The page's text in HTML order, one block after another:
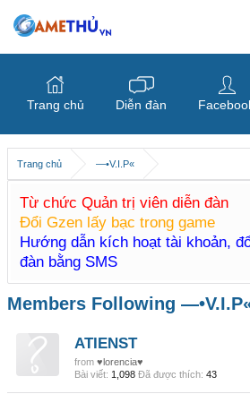
Trang chủ —•V.I.P«
Từ chức Quản trị viên diễn đàn
Đổi Gzen lấy bạc trong game
Hướng dẫn kích hoạt tài khoản,
đàn bằng SMS
Members Following
ATIENST
from ♥lorencia♥
Bài viết: 1,098 Đã được thích: 43
Trang chủ Diễn đàn